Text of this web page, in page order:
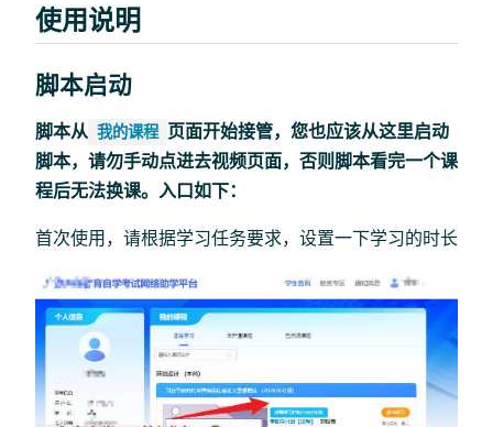
使用说明
脚本启动
脚本从 我的课程 页面开始接管，您也应该从这里启动
脚本，请勿手动点进去视频页面，否则脚本看完一个课
程后无法换课。入口如下：
首次使用，请根据学习任务要求，设置一下学习的时长